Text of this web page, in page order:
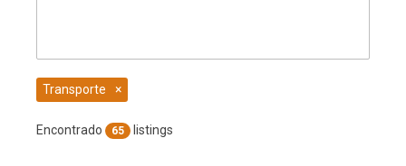
×
Transporte
Encontrado 65 listings